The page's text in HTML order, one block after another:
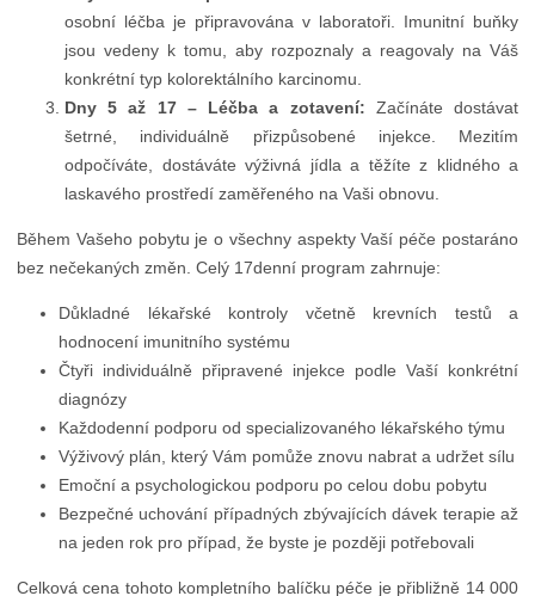
osobní léčba je připravována v laboratoři. Imunitní buňky
jsou vedeny k tomu, aby rozpoznaly a reagovaly na Váš
konkrétní typ kolorektálního karcinomu.
Dny 5 až 17 – Léčba a zotavení: Začínáte dostávat
šetrné, individuálně přizpůsobené injekce. Mezitím
odpočíváte, dostáváte výživná jídla a těžíte z klidného a
laskavého prostředí zaměřeného na Vaši obnovu.
Během Vašeho pobytu je o všechny aspekty Vaší péče postaráno
bez nečekaných změn. Celý 17denní program zahrnuje:
Důkladné lékařské kontroly včetně krevních testů a
hodnocení imunitního systému
Čtyři individuálně připravené injekce podle Vaší konkrétní
diagnózy
Každodenní podporu od specializovaného lékařského týmu
Výživový plán, který Vám pomůže znovu nabrat a udržet sílu
Emoční a psychologickou podporu po celou dobu pobytu
Bezpečné uchování případných zbývajících dávek terapie až
na jeden rok pro případ, že byste je později potřebovali
Celková cena tohoto kompletního balíčku péče je přibližně 14 000